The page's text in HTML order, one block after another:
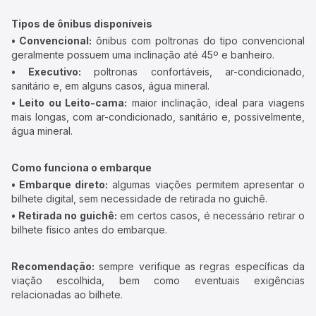
Tipos de ônibus disponíveis
• Convencional: ônibus com poltronas do tipo convencional
geralmente possuem uma inclinação até 45º e banheiro.
• Executivo: poltronas confortáveis, ar-condicionado,
sanitário e, em alguns casos, água mineral.
• Leito ou Leito-cama: maior inclinação, ideal para viagens
mais longas, com ar-condicionado, sanitário e, possivelmente,
água mineral.
Como funciona o embarque
• Embarque direto: algumas viações permitem apresentar o
bilhete digital, sem necessidade de retirada no guichê.
• Retirada no guichê: em certos casos, é necessário retirar o
bilhete físico antes do embarque.
Recomendação: sempre verifique as regras específicas da
viação escolhida, bem como eventuais exigências
relacionadas ao bilhete.